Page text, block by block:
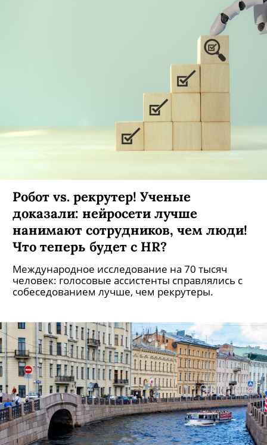
Робот vs. рекрутер! Ученые
доказали: нейросети лучше
нанимают сотрудников, чем люди!
Что теперь будет с HR?
Международное исследование на 70 тысяч
человек: голосовые ассистенты справлялись с
собеседованием лучше, чем рекрутеры.